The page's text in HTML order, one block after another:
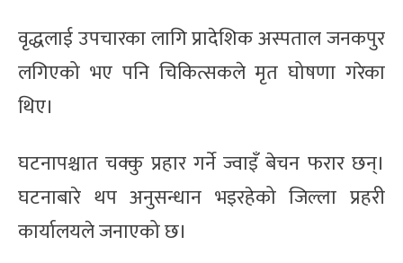
वृद्धलाई उपचारका लागि प्रादेशिक अस्पताल जनकपुर
लगिएको भए पनि चिकित्सकले मृत घोषणा गरेका
थिए।
घटनापश्चात चक्कु प्रहार गर्ने ज्वाइँ बेचन फरार छन्।
घटनाबारे थप अनुसन्धान भइरहेको जिल्ला प्रहरी
कार्यालयले जनाएको छ।